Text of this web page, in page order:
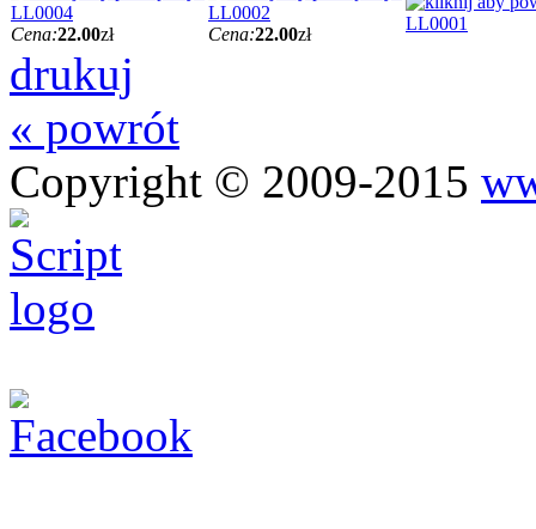
LL0004
Cena:22.00zł
LL0002
Cena:22.00zł
LL0001
drukuj
« powrót
Copyright © 2009-2015